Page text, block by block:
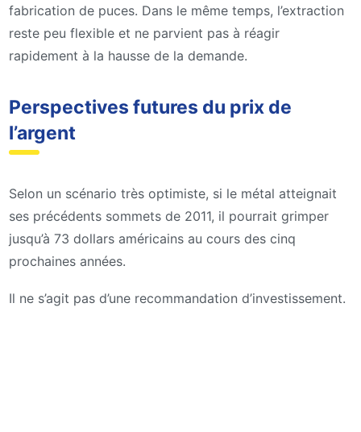
fabrication de puces. Dans le même temps, l’extraction
reste peu flexible et ne parvient pas à réagir
rapidement à la hausse de la demande.
Perspectives futures du prix de
l’argent
Selon un scénario très optimiste, si le métal atteignait
ses précédents sommets de 2011, il pourrait grimper
jusqu’à 73 dollars américains au cours des cinq
prochaines années.
Il ne s’agit pas d’une recommandation d’investissement.